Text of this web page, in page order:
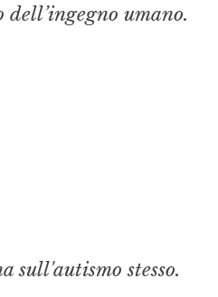
dell’ingegno umano.
sull'autismo stesso.